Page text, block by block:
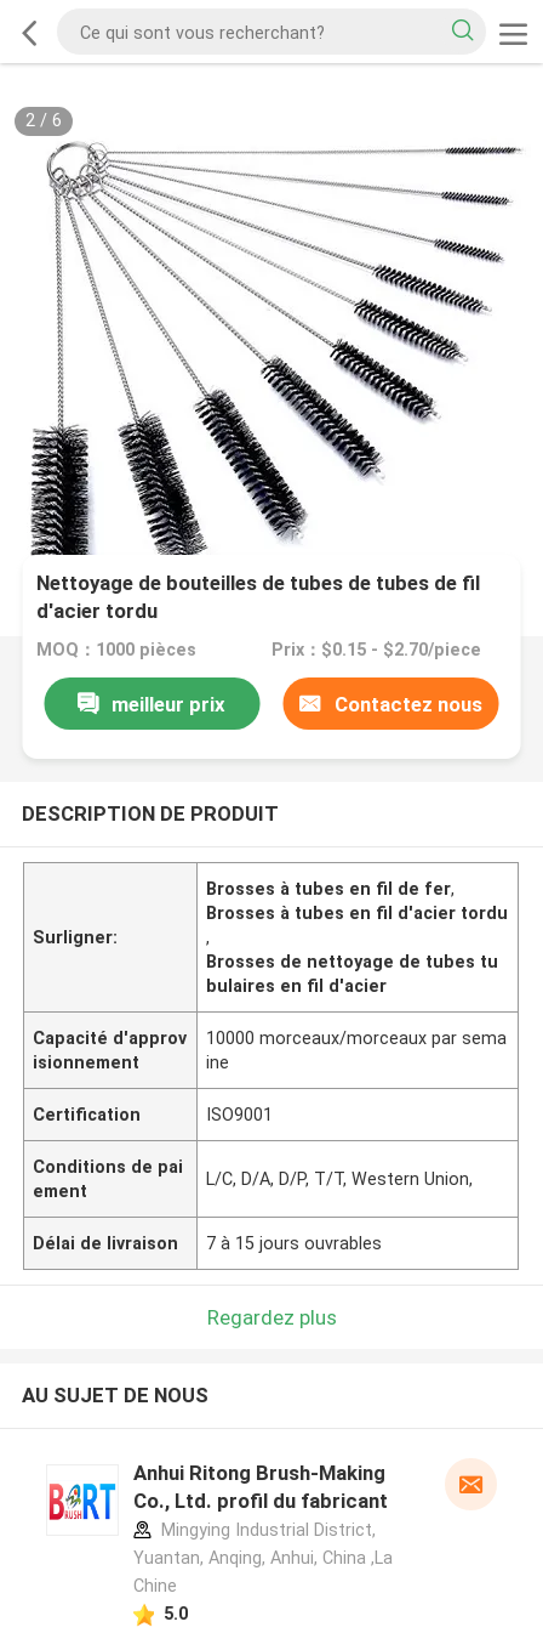
2/ 6
Nettoyage de bouteilles de tubes de tubes de fil
d'acier tordu
MOQ：1000 pièces Prix：$0.15 - $2.70/piece
meilleur prix Contactez nous
DESCRIPTION DE PRODUIT
Surligner:
Brosses à tubes en fil de fer,
Brosses à tubes en fil d'acier tordu
,
Brosses de nettoyage de tubes tu
bulaires en fil d'acier
Capacité d'approv
isionnement
10000 morceaux/morceaux par sema
ine
Certification ISO9001
Conditions de pai
ement
L/C, D/A, D/P, T/T, Western Union,
Délai de livraison 7 à 15 jours ouvrables
Regardez plus
AU SUJET DE NOUS
Anhui Ritong Brush-Making
Co., Ltd. profil du fabricant
Mingying Industrial District,
Yuantan, Anqing, Anhui, China ,La
Chine
5.0